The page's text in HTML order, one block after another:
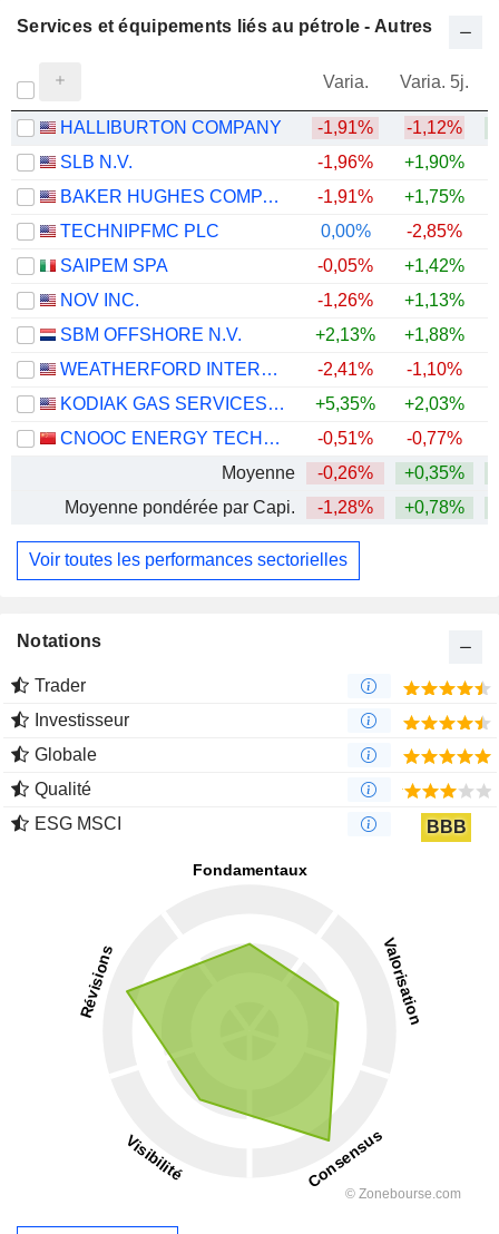
Services et équipements liés au pétrole - Autres
Varia. Varia. 5j.
HALLIBURTON COMPANY -1,91% -1,12%
SLB N.V.
-1,96% +1,90%
BAKER HUGHES COMPANY
-1,91% +1,75%
TECHNIPFMC PLC
0,00% -2,85%
SAIPEM SPA
-0,05% +1,42%
NOV INC.
-1,26% +1,13%
SBM OFFSHORE N.V.
+2,13% +1,88%
WEATHERFORD INTERNATIONAL PLC
-2,41% -1,10%
KODIAK GAS SERVICES, INC.
+5,35% +2,03%
CNOOC ENERGY TECHNOLOGY & SERVICES LIMITED
-0,51% -0,77%
Moyenne
-0,26% +0,35%
Moyenne pondérée par Capi.
-1,28% +0,78%
Voir toutes les performances sectorielles
Notations
Trader
Investisseur
Globale
Qualité
ESG MSCI
BBB